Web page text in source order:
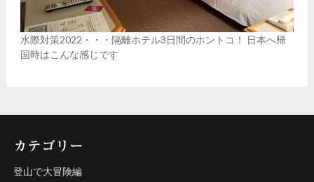
水際対策2022・・・隔離ホテル3日間のホントコ！ 日本へ帰
国時はこんな感じです
カテゴリー
登山で大冒険編